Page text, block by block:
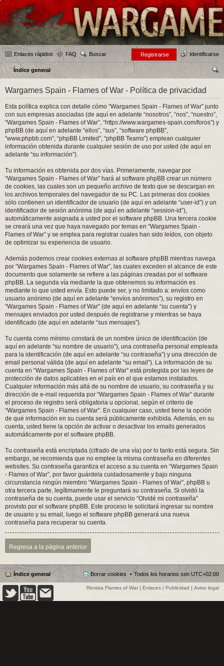
Enlaces rápidos FAQ Buscar Identificarse
Registrarse
Índice general
Wargames Spain - Flames of War - Política de privacidad
Esta política explica con detalle cómo “Wargames Spain - Flames of War” junto
con sus empresas asociadas (de aquí en adelante “nosotros”, “nos”, “nuestro”,
“Wargames Spain - Flames of War”, “https://www.wargames-spain.com/foros”) y
phpBB (de aquí en adelante “ellos”, “sus”, “software phpBB”,
“www.phpbb.com”, “phpBB Limited”, “phpBB Teams”) emplean cualquier
información obtenida durante cualquier sesión de uso por usted (de aquí en
adelante “su información”).
Tu información es obtenida por dos vías. Primeramente, navegar por
“Wargames Spain - Flames of War” hará al software phpBB crear un número
de cookies, las cuales son un pequeño archivo de texto que se descargan en
los archivos temporales del navegador de su PC. Las primeras dos cookies
sólo contienen un identificador de usuario (de aquí en adelante “user-id”) y un
identificador de sesión anónima (de aquí en adelante “session-id”),
automáticamente asignada a usted por el software phpBB. Una tercera cookie
se creará una vez que haya navegado por temas en “Wargames Spain -
Flames of War” y se emplea para registrar cuales han sido leídos, con objeto
de optimizar su experiencia de usuario.
Además podemos crear cookies externas al software phpBB mientras navega
por “Wargames Spain - Flames of War”, las cuales exceden el alcance de este
documento que solamente se refiere a las páginas creadas por el software
phpBB. La segunda vía mediante la que obtenemos su información es
mediante lo que usted envía. Esto puede ser, y no limitado a: envíos como
usuario anónimo (de aquí en adelante “envíos anónimos”), su registro en
“Wargames Spain - Flames of War” (de aquí en adelante “su cuenta”) y
mensajes enviados por usted después de registrarse y mientras se haya
identificado (de aquí en adelante “sus mensajes”).
Tu cuenta como mínimo constará de un nombre único de identificación (de
aquí en adelante “su nombre de usuario”), una contraseña personal empleada
para la identificación (de aquí en adelante “su contraseña”) y una dirección de
email personal válida (de aquí en adelante “su email”). La información de su
cuenta en “Wargames Spain - Flames of War” está protegida por las leyes de
protección de datos aplicables en el país en el que estamos instalados.
Cualquier información más allá de su nombre de usuario, su contraseña y su
dirección de e-mail requerida por “Wargames Spain - Flames of War” durante
el proceso de registro será obligatoria u opcional, según el criterio de
“Wargames Spain - Flames of War”. En cualquier caso, usted tiene la opción
de qué información en su cuenta será públicamente exhibida. Además, en su
cuenta, usted tiene la opción de activar o desactivar los emails generados
automáticamente por el software phpBB.
Tu contraseña está encriptada (cifrado de una vía) por lo tanto está segura. Sin
embargo, se recomienda que no emplee la misma contraseña en diferentes
websites. Su contraseña garantiza el acceso a su cuenta en “Wargames Spain
- Flames of War”, por favor guárdela cuidadosamente y bajo ninguna
circunstancia ningún miembro “Wargames Spain - Flames of War”, phpBB u
otra tercera parte, legítimamente le preguntará su contraseña. Si olvidó la
contraseña de su cuenta, puede usar el servicio “Olvidé mi contraseña”
provisto por el software phpBB. Este proceso le solicitará ingresar su nombre
de usuario y su email, luego el software phpBB generará una nueva
contraseña para recuperar su cuenta.
Regresa a la página anterior
Índice general Todos los horarios sonUTC+02:00
Borrar cookies
Revista Flames of War | Enlaces | Publicidad | Aviso legal